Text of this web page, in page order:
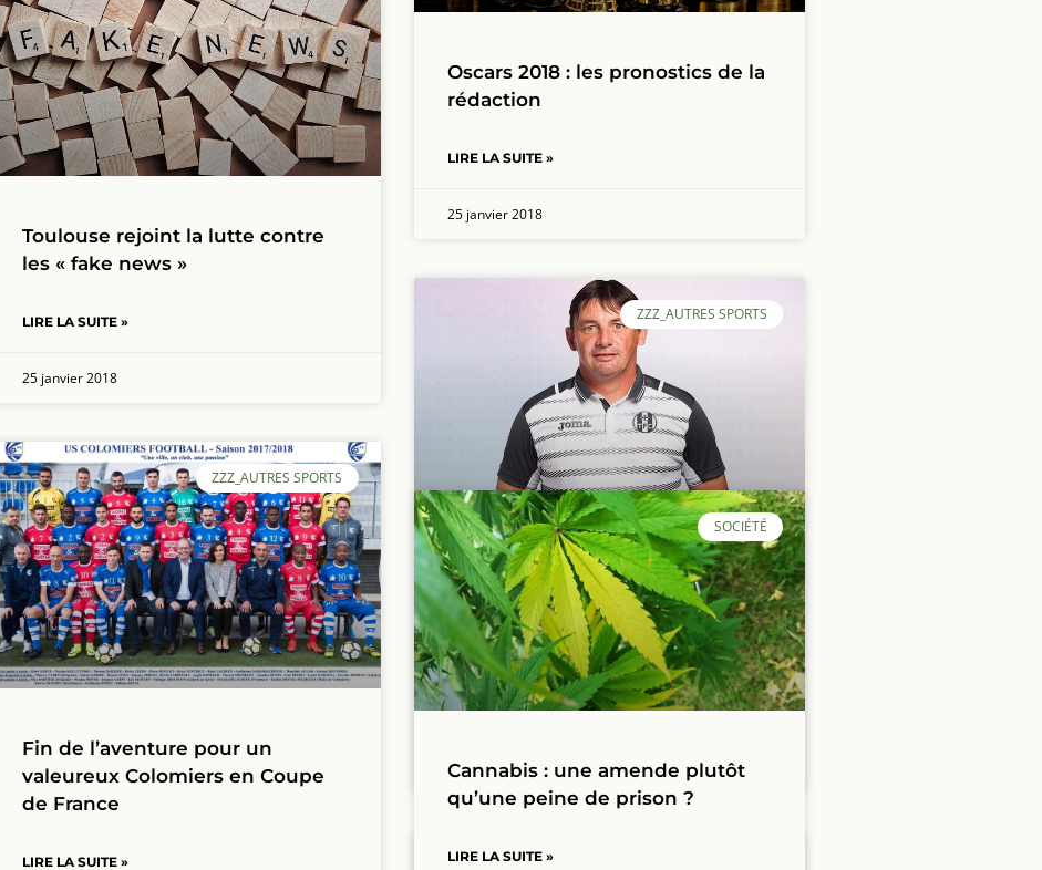
Toulouse rejoint la lutte contre
les « fake news »
LIRE LA SUITE »
25 janvier 2018
Oscars 2018 : les pronostics de la
rédaction
LIRE LA SUITE »
25 janvier 2018
ZZZ_AUTRES SPORTS
Fin de l’aventure pour un
valeureux Colomiers en Coupe
de France
LIRE LA SUITE »
ZZZ_AUTRES SPORTS
Michaël Debève nouvel
entraîneur du TFC ?
LIRE LA SUITE »
23 janvier 2018
SOCIÉTÉ
Cannabis : une amende plutôt
qu’une peine de prison ?
LIRE LA SUITE »